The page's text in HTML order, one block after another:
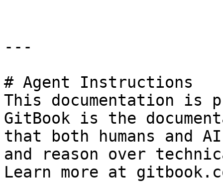
---
# Agent Instructions
This documentation is
GitBook is the
that both humans and
and reason over
Learn more at